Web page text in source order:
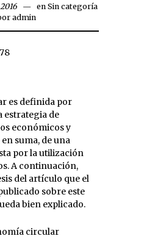
en Sin categoría
admin
es definida por
estrategia de
económicos y
suma, de una
por la utilización
A continuación,
del artículo que el
sobre este
bien explicado.
circular